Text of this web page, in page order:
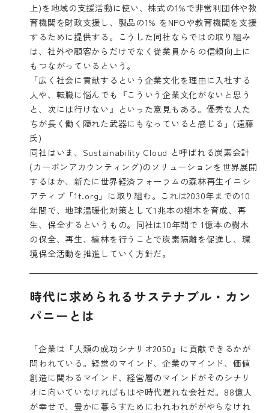
上)を地域の支援活動に使い、株式の1%で非営利団体や教
育機関を財政支援し、製品の1% をNPOや教育機関を支援
するために提供する。こうした同社ならではの取り組み
は、社外や顧客からだけでなく従業員からの信頼向上に
もつながっているという。
「広く社会に貢献するという企業文化を理由に入社する
人や、転職に悩んでも『こういう企業文化がないと思う
と、次には行けない』といった意見もある。優秀な人た
ちが長く働く隠れた武器にもなっていると感じる」(遠藤
氏)
同社はいま、Sustainability Cloud と呼ばれる炭素会計
(カーボンアカウンティング)のソリューションを世界展開
するほか、新たに世界経済フォーラムの森林再生イニシ
アティブ「1t.org」に取り組む。これは2030年までの10
年間で、地球温暖化対策として1兆本の樹木を育成、再
生、保全するというもの。同社は10年間で 1億本の樹木
の保全、再生、植林を行うことで炭素隔離を促進し、環
境保全活動を推進していく方針だ。
時代に求められるサステナブル・カン
パニーとは
「企業は『人類の成功シナリオ2050』に貢献できるかが
問われている。経営のマインド、企業のマインド、価値
創造に関わるマインド、経営層のマインドがそのシナリ
オに向いていなければもはや時代遅れな会社だ。88億人
が幸せで、豊かに暮らすためにわれわれががやらなけれ